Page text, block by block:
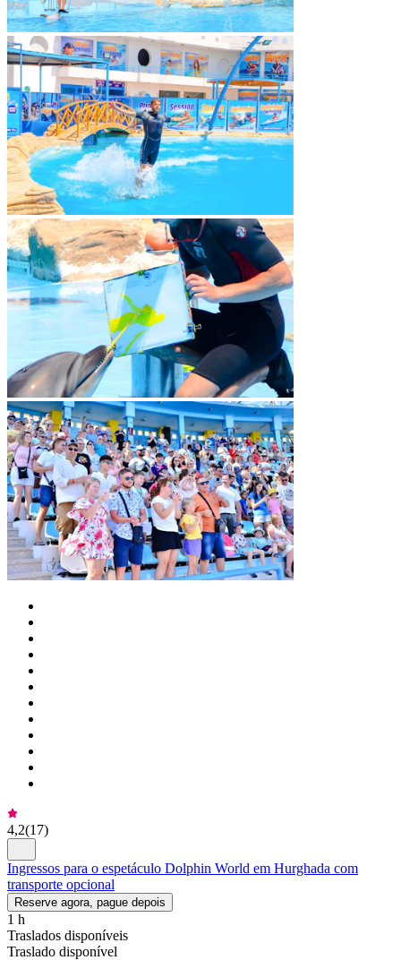
4,2(17)
Ingressos para o espetáculo Dolphin World em Hurghada com
transporte opcional
Reserve agora, pague depois
1 h
Traslados disponíveis
Traslado disponível